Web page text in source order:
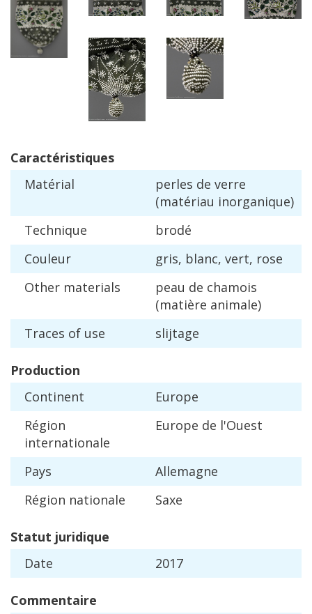
Caractéristiques
Matérial perles de verre
(matériau inorganique)
Technique
brodé
Couleur
gris, blanc, vert, rose
Other materials peau de chamois
(matière animale)
Traces of use slijtage
Production
Continent
Europe
Région
internationale
Europe de l'Ouest
Pays
Allemagne
Région nationale Saxe
Statut juridique
Date
2017
Commentaire